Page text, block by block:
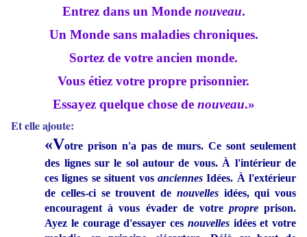
Entrez dans un Monde nouveau.
Un Monde sans maladies chroniques.
Sortez de votre ancien monde.
Vous étiez votre propre prisonnier.
Essayez quelque chose de nouveau.»
Et elle ajoute:
«Votre prison n'a pas de murs. Ce sont seulement
des lignes sur le sol autour de vous. À l'intérieur de
ces lignes se situent vos anciennesIdées. À l'extérieur
de celles-ci se trouvent de nouvellesidées, qui vous
encouragent à vous évader de votre propreprison.
Ayez le courage d'essayer ces nouvellesidées et votre